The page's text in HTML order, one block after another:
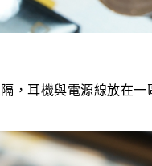
，耳機與電源線放在